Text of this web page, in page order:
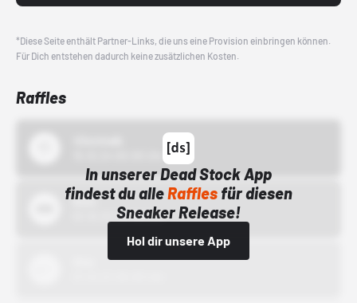
*Diese Seite enthält Partner-Links, die uns eine Provision einbringen können.
Für Dich entstehen dadurch keine zusätzlichen Kosten.
Raffles
In unserer Dead Stock App
findest du alleRafflesfür diesen
Sneaker Release!
Hol dir unsere App
Bstn
01.10.22 00:00 Uhr